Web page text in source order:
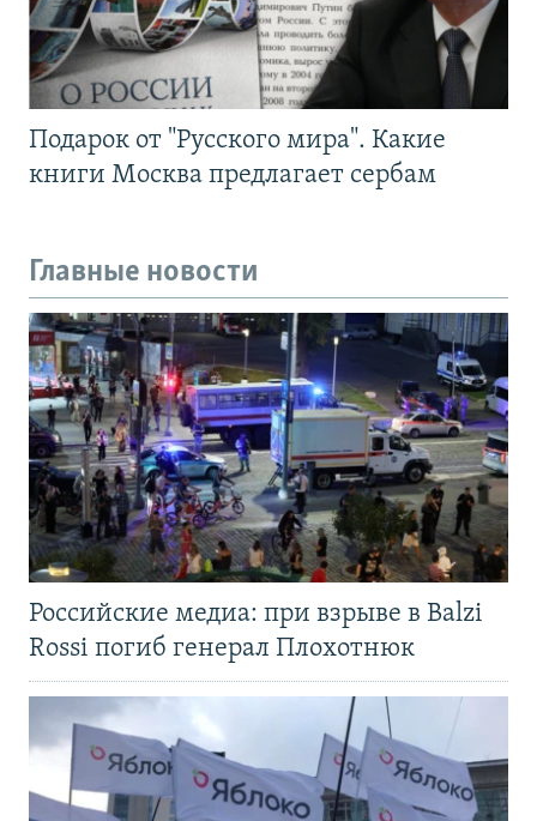
Подарок от "Русского мира". Какие
книги Москва предлагает сербам
Главные новости
Российские медиа: при взрыве в Balzi
Rossi погиб генерал Плохотнюк